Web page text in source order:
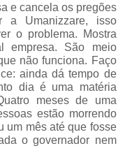
e cancela os pregões
a Umanizzare, isso
o problema. Mostra
empresa. São meio
não funciona. Faço
ainda dá tempo de
dia é uma matéria
meses de uma
estão morrendo
um mês até que fosse
o governador nem